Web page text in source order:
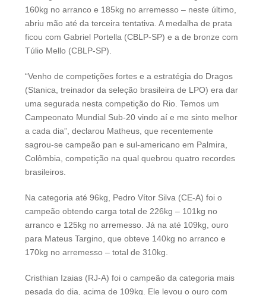
160kg no arranco e 185kg no arremesso – neste último,
abriu mão até da terceira tentativa. A medalha de prata
ficou com Gabriel Portella (CBLP-SP) e a de bronze com
Túlio Mello (CBLP-SP).
“Venho de competições fortes e a estratégia do Dragos
(Stanica, treinador da seleção brasileira de LPO) era dar
uma segurada nesta competição do Rio. Temos um
Campeonato Mundial Sub-20 vindo aí e me sinto melhor
a cada dia”, declarou Matheus, que recentemente
sagrou-se campeão pan e sul-americano em Palmira,
Colômbia, competição na qual quebrou quatro recordes
brasileiros.
Na categoria até 96kg, Pedro Vítor Silva (CE-A) foi o
campeão obtendo carga total de 226kg – 101kg no
arranco e 125kg no arremesso. Já na até 109kg, ouro
para Mateus Targino, que obteve 140kg no arranco e
170kg no arremesso – total de 310kg.
Cristhian Izaias (RJ-A) foi o campeão da categoria mais
pesada do dia, acima de 109kg. Ele levou o ouro com